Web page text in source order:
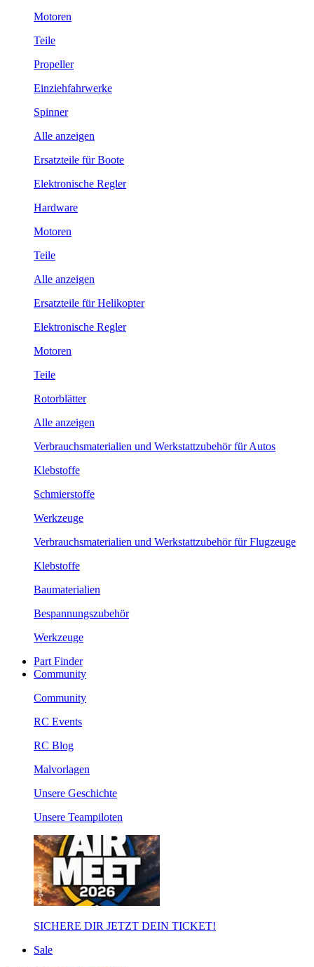
Motoren
Teile
Propeller
Einziehfahrwerke
Spinner
Alle anzeigen
Ersatzteile für Boote
Elektronische Regler
Hardware
Motoren
Teile
Alle anzeigen
Ersatzteile für Helikopter
Elektronische Regler
Motoren
Teile
Rotorblätter
Alle anzeigen
Verbrauchsmaterialien und Werkstattzubehör für Autos
Klebstoffe
Schmierstoffe
Werkzeuge
Verbrauchsmaterialien und Werkstattzubehör für Flugzeuge
Klebstoffe
Baumaterialien
Bespannungszubehör
Werkzeuge
Part Finder
Community
Community
RC Events
RC Blog
Malvorlagen
Unsere Geschichte
Unsere Teampiloten
SICHERE DIR JETZT DEIN TICKET!
Sale